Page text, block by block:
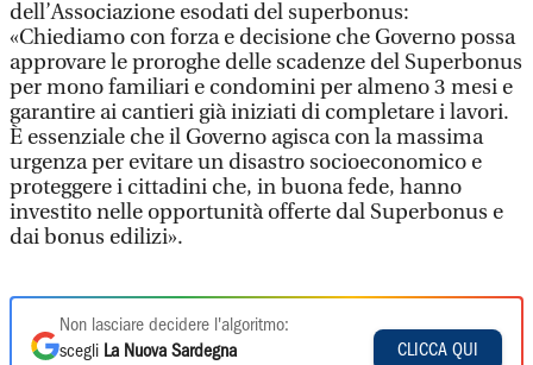
dell’Associazione esodati del superbonus:
«Chiediamo con forza e decisione che Governo possa
approvare le proroghe delle scadenze del Superbonus
per mono familiari e condomini per almeno 3 mesi e
garantire ai cantieri già iniziati di completare i lavori.
È essenziale che il Governo agisca con la massima
urgenza per evitare un disastro socioeconomico e
proteggere i cittadini che, in buona fede, hanno
investito nelle opportunità offerte dal Superbonus e
dai bonus edilizi».
Non lasciare decidere l'algoritmo:
scegli La Nuova Sardegna
CLICCA QUI